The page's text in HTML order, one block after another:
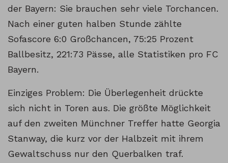
der Bayern: Sie brauchen sehr viele Torchancen.
Nach einer guten halben Stunde zählte
Sofascore 6:0 Großchancen, 75:25 Prozent
Ballbesitz, 221:73 Pässe, alle Statistiken pro FC
Bayern.
Einziges Problem: Die Überlegenheit drückte
sich nicht in Toren aus. Die größte Möglichkeit
auf den zweiten Münchner Treffer hatte Georgia
Stanway, die kurz vor der Halbzeit mit ihrem
Gewaltschuss nur den Querbalken traf.